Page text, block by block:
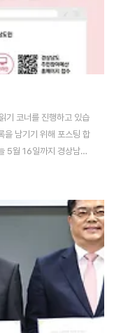
기 코너를 진행하고 있습
을 남기기 위해 포스팅 합
5월 16일까지 경상남도
창원시를 비롯한 18개
는 주민참여예산제도에
역 주민이 예산 편성 과정
분의 공정성을 높이는
에 반영하는 제도입니다.